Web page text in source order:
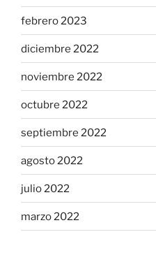
febrero 2023
diciembre 2022
noviembre 2022
octubre 2022
septiembre 2022
agosto 2022
julio 2022
marzo 2022